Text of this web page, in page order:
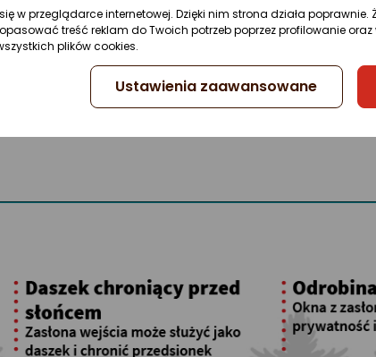
Najpierw
uchwytów
Obydwa
w zależności od
zapewniając sobie
w przeglądarce internetowej. Dzięki nim strona działa poprawnie.
treść reklam do Twoich potrzeb poprzez profilowanie
plików cookies.
Ustawienia zaawansowane